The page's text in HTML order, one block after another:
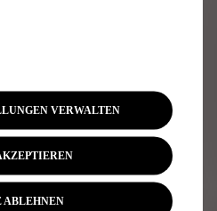
VERWALTEN
ABLEHNEN